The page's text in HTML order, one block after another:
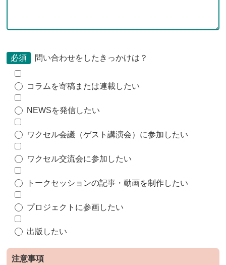
必須 問い合わせをしたきっかけは？
コラムを寄稿または連載したい
NEWSを発信したい
ワクセル会議（ゲスト講演会）に参加したい
ワクセル交流会に参加したい
トークセッションの記事・動画を制作したい
プロジェクトに参画したい
出版したい
注意事項